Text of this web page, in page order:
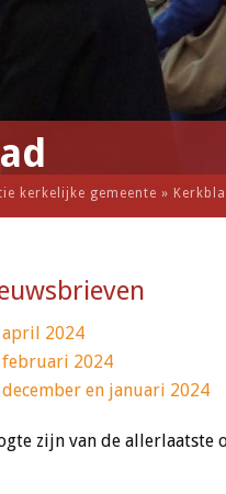
kerkelijke gemeente »
2024
2024
en januari 2024
zijn van de allerlaatste